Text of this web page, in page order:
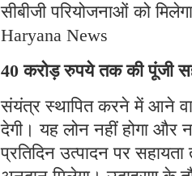
सीबीजी परियोजनाओं को
Haryana News
40 करोड़ रुपये तक की पूंजी
संयंत्र स्थापित करने में आने
देगी। यह लोन नहीं होगा और
प्रतिदिन उत्पादन पर